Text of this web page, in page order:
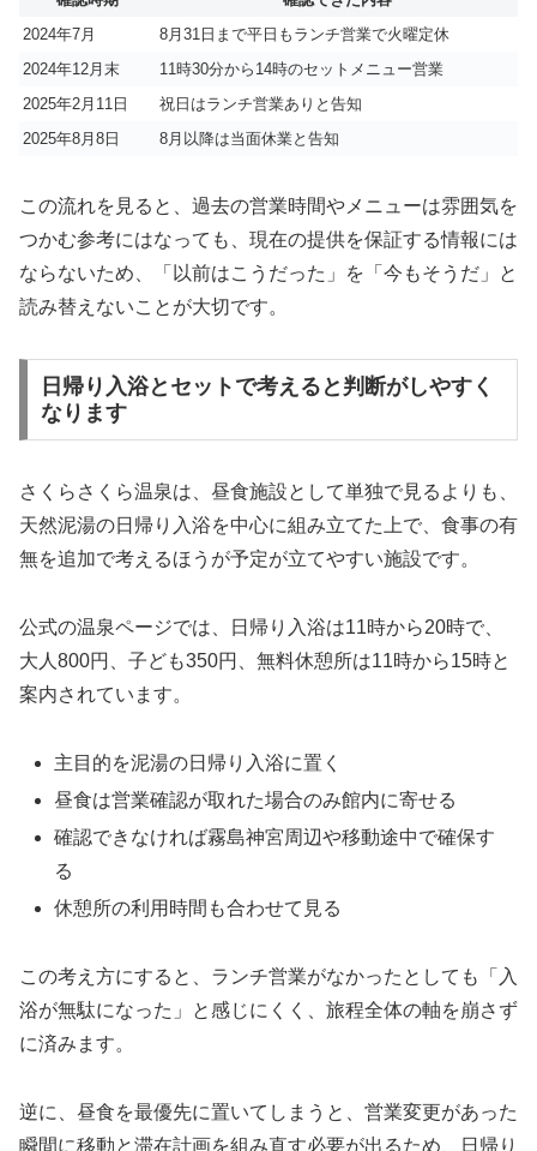
2024年7月
8月31日まで平日もランチ営業で火曜定休
2024年12月末
11時30分から14時のセットメニュー営業
2025年2月11日
祝日はランチ営業ありと告知
2025年8月8日
8月以降は当面休業と告知
この流れを見ると、過去の営業時間やメニューは雰囲気を
つかむ参考にはなっても、現在の提供を保証する情報には
ならないため、「以前はこうだった」を「今もそうだ」と
読み替えないことが大切です。
日帰り入浴とセットで考えると判断がしやすく
なります
さくらさくら温泉は、昼食施設として単独で見るよりも、
天然泥湯の日帰り入浴を中心に組み立てた上で、食事の有
無を追加で考えるほうが予定が立てやすい施設です。
公式の温泉ページでは、日帰り入浴は11時から20時で、
大人800円、子ども350円、無料休憩所は11時から15時と
案内されています。
主目的を泥湯の日帰り入浴に置く
昼食は営業確認が取れた場合のみ館内に寄せる
確認できなければ霧島神宮周辺や移動途中で確保す
る
休憩所の利用時間も合わせて見る
この考え方にすると、ランチ営業がなかったとしても「入
浴が無駄になった」と感じにくく、旅程全体の軸を崩さず
に済みます。
逆に、昼食を最優先に置いてしまうと、営業変更があった
瞬間に移動と滞在計画を組み直す必要が出るため、日帰り